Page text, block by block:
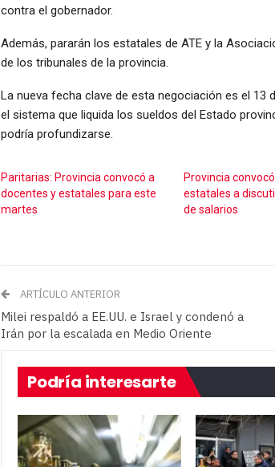
contra el gobernador.
Además, pararán los estatales de ATE y la
de los tribunales de la provincia.
La nueva fecha clave de esta negociación es el 13
el sistema que liquida los sueldos del Estado
podría profundizarse.
Paritarias: Provincia convocó a
docentes y estatales para este
martes
Provincia
estatales a
de salarios
ARTÍCULO ANTERIOR
Milei respaldó a EE.UU. e Israel y condenó a
Irán por la escalada en Medio Oriente
Podría interesarte